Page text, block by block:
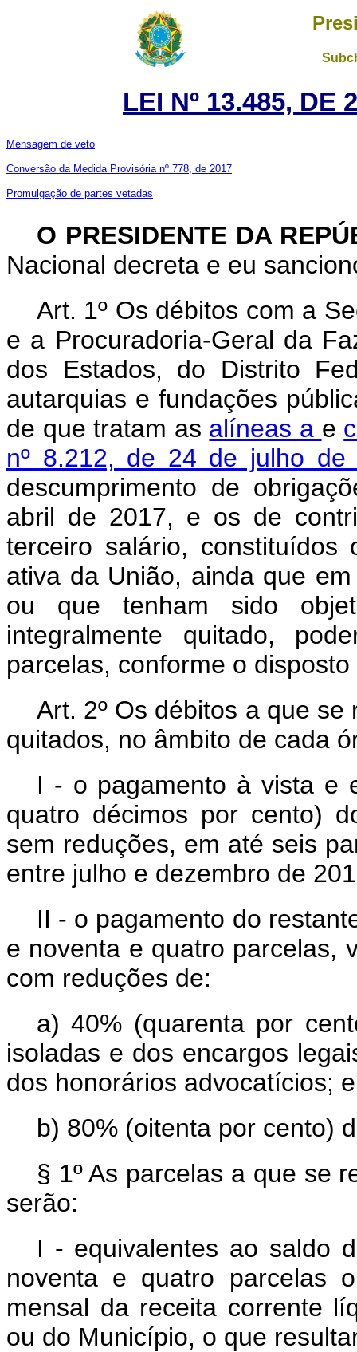
LEI Nº 13.485, DE
Mensagem de veto
Conversão da Medida Provisória nº 778, de 2017
Promulgação de partes vetadas
O PRESIDENTE DA
Nacional decreta e eu
Art. 1º Os débitos com a
e a Procuradoria-Geral da
dos Estados, do Distrito
autarquias e fundações
de que tratam as alíneas a e
nº 8.212, de 24 de julho
descumprimento de
abril de 2017, e os de
terceiro salário,
ativa da União, ainda que
ou que tenham sido
integralmente quitado,
parcelas, conforme o
Art. 2º Os débitos a que
quitados, no âmbito de cada
I - o pagamento à vista e
quatro décimos por cento)
sem reduções, em até seis
entre julho e dezembro de
II - o pagamento do
e noventa e quatro parcelas,
com reduções de:
a) 40% (quarenta por
isoladas e dos encargos
dos honorários advocatícios; e
b) 80% (oitenta por cento)
§ 1º As parcelas a que se
serão:
I - equivalentes ao saldo
noventa e quatro parcelas
mensal da receita corrente
ou do Município, o que